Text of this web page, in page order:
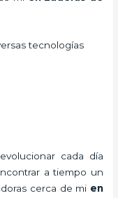
tecnologías
cada día
a tiempo un
cerca de mi en